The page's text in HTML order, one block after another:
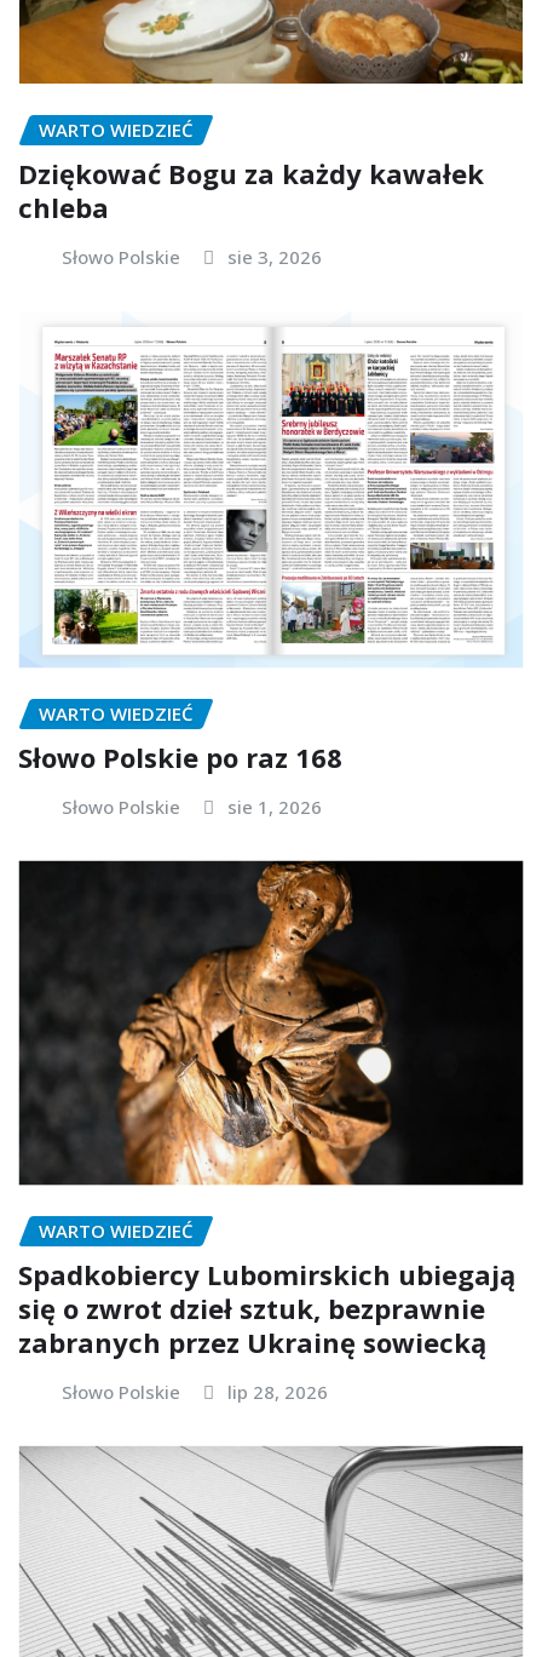
WARTO WIEDZIEĆ
Dziękować Bogu za każdy kawałek
chleba
Słowo Polskie sie 3, 2026
WARTO WIEDZIEĆ
Słowo Polskie po raz 168
Słowo Polskie sie 1, 2026
WARTO WIEDZIEĆ
Spadkobiercy Lubomirskich ubiegają
się o zwrot dzieł sztuk, bezprawnie
zabranych przez Ukrainę sowiecką
Słowo Polskie lip 28, 2026